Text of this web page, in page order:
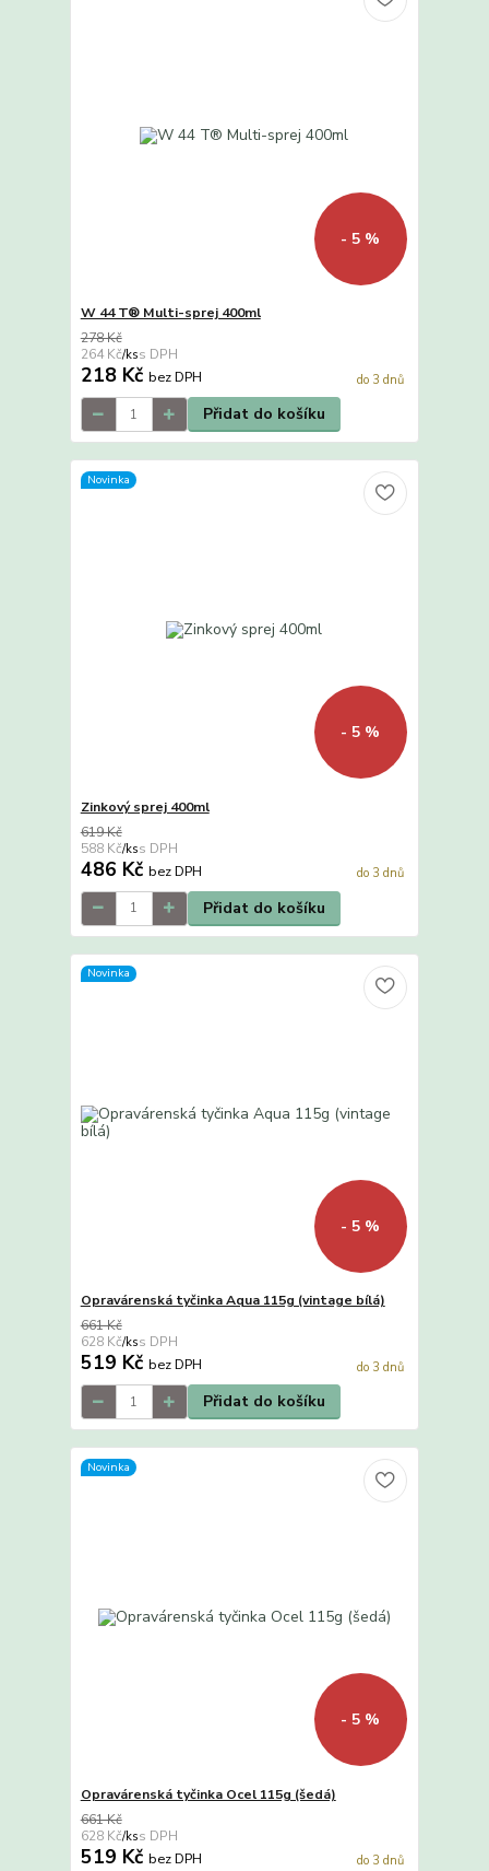
- 5 %
W 44 T® Multi-sprej 400ml
278 Kč
264 Kč/ks
218 Kč bez DPH do 3 dnů
Přidat do košíku
Novinka
- 5 %
Zinkový sprej 400ml
619 Kč
588 Kč/ks
486 Kč bez DPH do 3 dnů
Přidat do košíku
Novinka
- 5 %
Opravárenská tyčinka Aqua 115g (vintage bílá)
661 Kč
628 Kč/ks
519 Kč bez DPH do 3 dnů
Přidat do košíku
Novinka
- 5 %
Opravárenská tyčinka Ocel 115g (šedá)
661 Kč
628 Kč/ks
519 Kč bez DPH do 3 dnů